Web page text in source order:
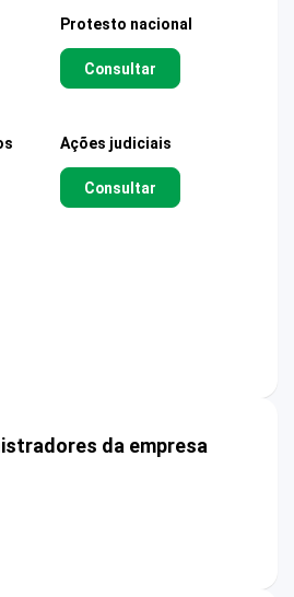
Protesto nacional
Consultar
Ações judiciais
Consultar
da empresa